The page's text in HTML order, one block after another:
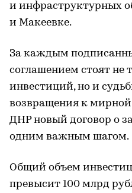
и инфраструктурных
и Макеевке.
За каждым
соглашением стоят не
инвестиций, но и
возвращения к
ДНР новый договор о
одним важным шагом.
Общий объем
превысит 100 млрд